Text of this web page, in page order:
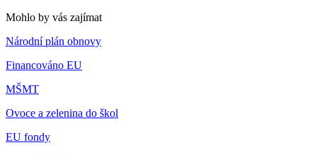
Mohlo by vás zajímat
Národní plán obnovy
Financováno EU
MŠMT
Ovoce a zelenina do škol
EU fondy